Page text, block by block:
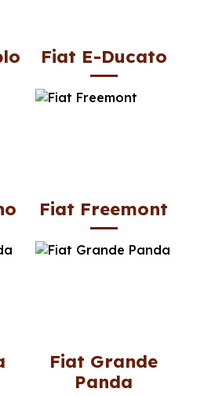
Fiat E-Ducato
Fiat Freemont
Fiat Grande
Panda